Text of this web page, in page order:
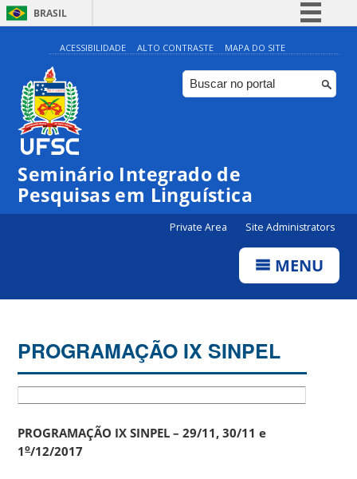
BRASIL
Simplifique!
Comunica BR
Participe
Canais
ACESSIBILIDADE ALTO CONTRASTE MAPA DO SITE
Seminário Integrado de
Pesquisas em Linguística
Private Area Site Administrators
MENU
PROGRAMAÇÃO IX SINPEL
PROGRAMAÇÃO IX SINPEL – 29/11, 30/11 e
1o/12/2017